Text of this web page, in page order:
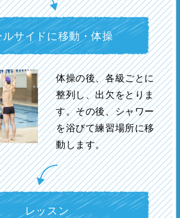
サイドに移動・体操
体操の後、各級ごとに
整列し、出欠をとりま
す。その後、シャワー
を浴びて練習場所に移
動します。
レッスン